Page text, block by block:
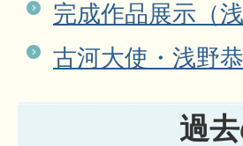
完成作品展示（
古河大使・浅野
過